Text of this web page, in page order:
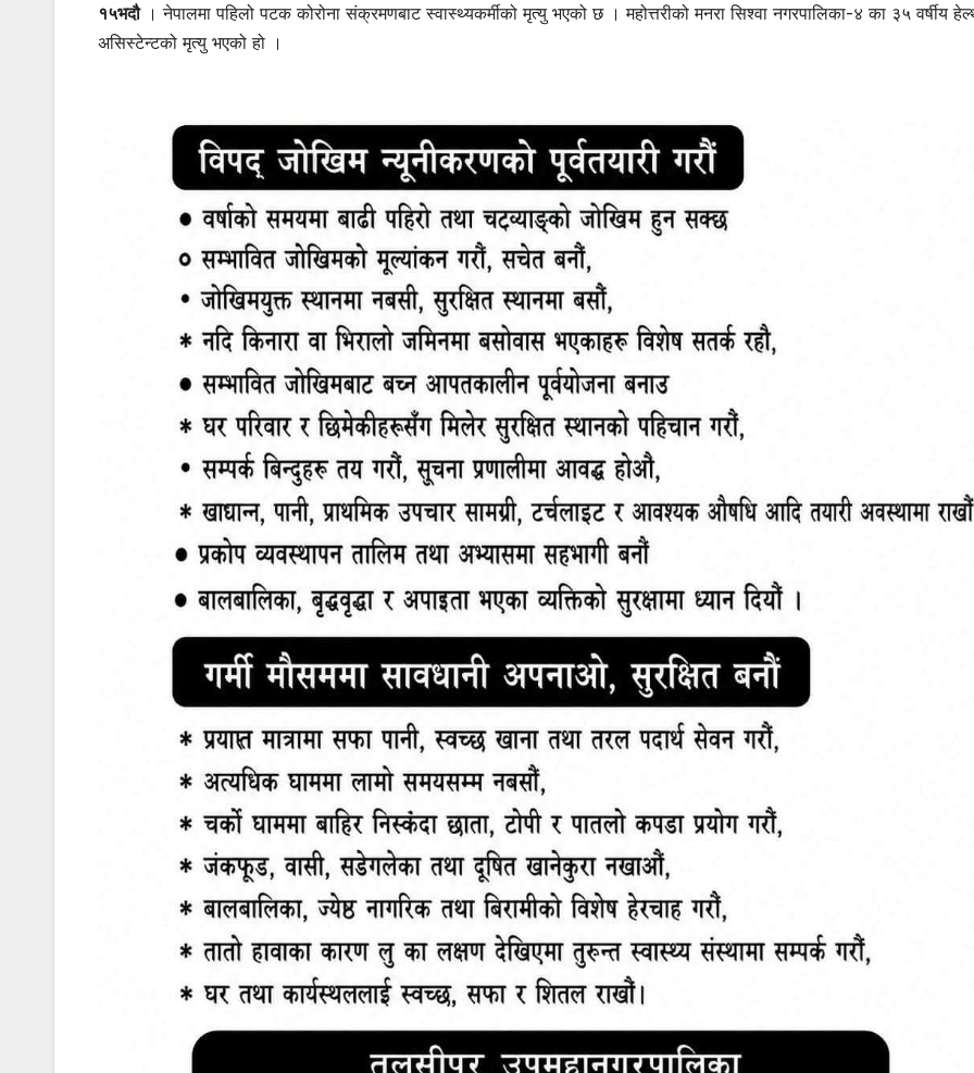
१५भदौ। नेपालमा पहिलो पटक कोरोना संक्रमणबाट स्वास्थ्यकर्मीको मृत्यु भएको छ । महोत्तरीको मनरा सिश्वा नगरपालिका-४ का ३५ वर्षीय
असिस्टेन्टको मृत्यु भएको हो ।